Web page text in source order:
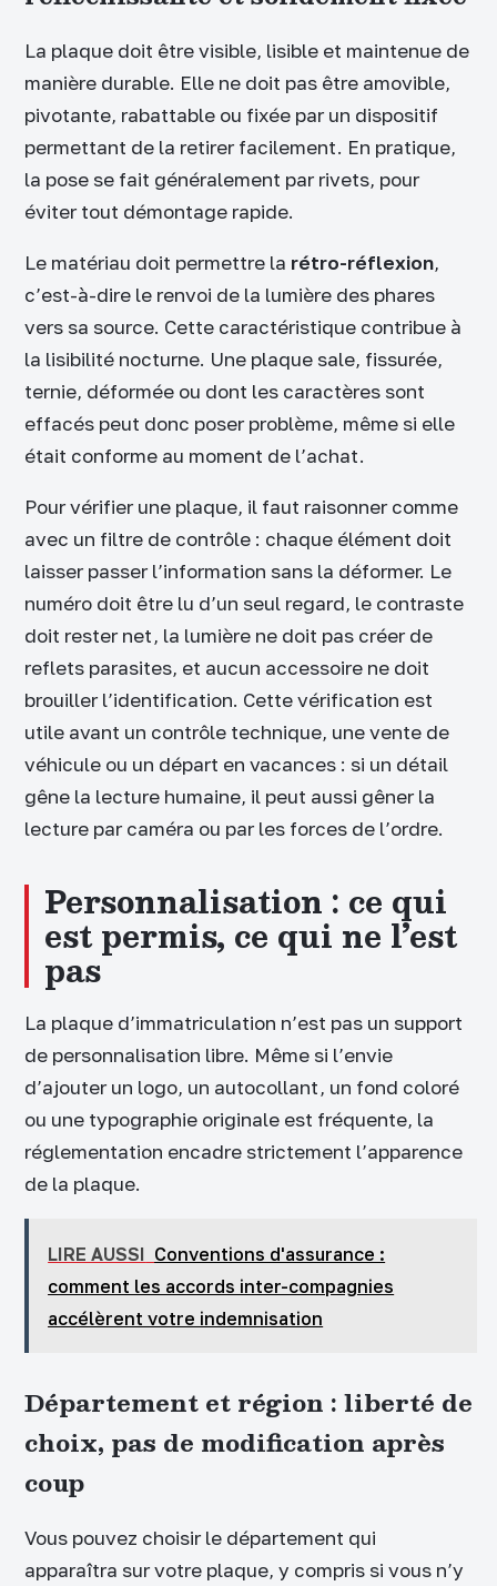
La plaque doit être visible, lisible et maintenue de
manière durable. Elle ne doit pas être amovible,
pivotante, rabattable ou fixée par un dispositif
permettant de la retirer facilement. En pratique,
la pose se fait généralement par rivets, pour
éviter tout démontage rapide.
Le matériau doit permettre la rétro-réflexion,
c’est-à-dire le renvoi de la lumière des phares
vers sa source. Cette caractéristique contribue à
la lisibilité nocturne. Une plaque sale, fissurée,
ternie, déformée ou dont les caractères sont
effacés peut donc poser problème, même si elle
était conforme au moment de l’achat.
Pour vérifier une plaque, il faut raisonner comme
avec un filtre de contrôle : chaque élément doit
laisser passer l’information sans la déformer. Le
numéro doit être lu d’un seul regard, le contraste
doit rester net, la lumière ne doit pas créer de
reflets parasites, et aucun accessoire ne doit
brouiller l’identification. Cette vérification est
utile avant un contrôle technique, une vente de
véhicule ou un départ en vacances : si un détail
gêne la lecture humaine, il peut aussi gêner la
lecture par caméra ou par les forces de l’ordre.
Personnalisation : ce qui
est permis, ce qui ne l’est
pas
La plaque d’immatriculation n’est pas un support
de personnalisation libre. Même si l’envie
d’ajouter un logo, un autocollant, un fond coloré
ou une typographie originale est fréquente, la
réglementation encadre strictement l’apparence
de la plaque.
LIRE AUSSI Conventions d'assurance :
comment les accords inter-compagnies
accélèrent votre indemnisation
Département et région : liberté de
choix, pas de modification après
coup
Vous pouvez choisir le département qui
apparaîtra sur votre plaque, y compris si vous n’y